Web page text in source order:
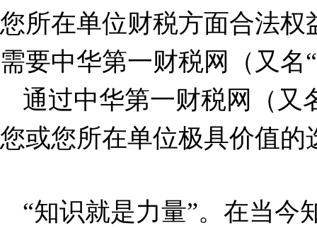
您所在单位财税方面合法
需要中华第一财税网（又名
通过中华第一财税网（又
您或您所在单位极具价值的
“知识就是力量”。在当今